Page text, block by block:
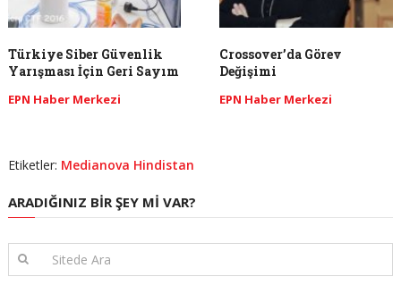
Türkiye Siber Güvenlik
Yarışması İçin Geri Sayım
EPN Haber Merkezi
Crossover’da Görev
Değişimi
EPN Haber Merkezi
Etiketler: Medianova Hindistan
ARADIĞINIZ BIR ŞEY MI VAR?